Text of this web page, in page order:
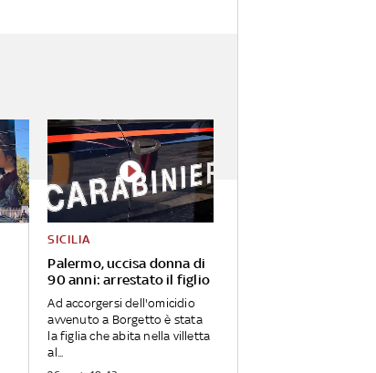
Palermo, uccisa donna di
90 anni: arrestato il figlio
SICILIA
Ad accorgersi dell'omicidio
avvenuto a Borgetto è stata
la figlia che abita nella villetta
al...